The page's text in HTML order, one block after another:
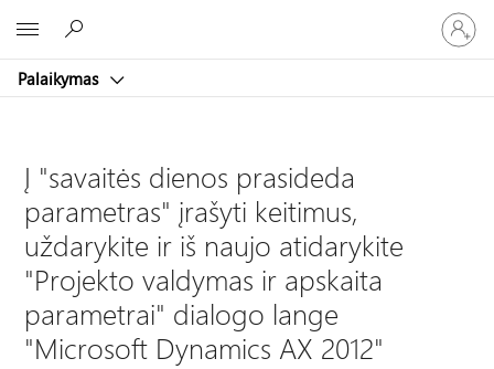
Palaikymas
prie
paskyros
Į "savaitės dienos prasideda
parametras" įrašyti keitimus,
uždarykite ir iš naujo atidarykite
"Projekto valdymas ir apskaita
parametrai" dialogo lange
"Microsoft Dynamics AX 2012"